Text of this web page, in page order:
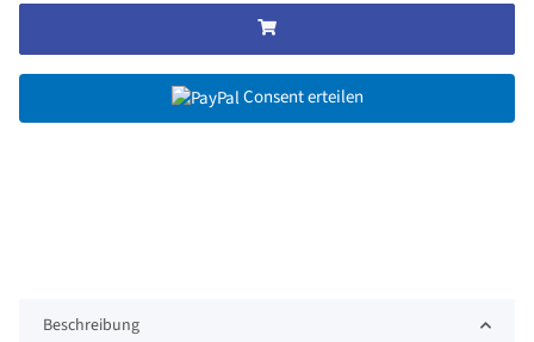
Consent erteilen
Beschreibung